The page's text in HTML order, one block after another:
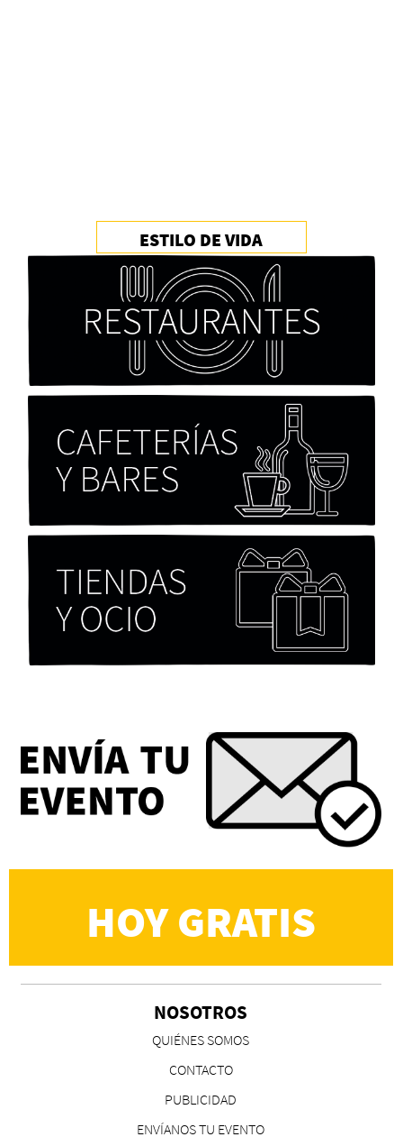
Cocaína Negra de Cristóbal Valenzuela Berríos
Paloma Pulisci
Chicas tristes de Fernanda Tovar
Eva Valero Juan: "Una mirada que construía un
universo donde lo único verdaderamente
importante eran los amigos y la literatura"
Martín Carrasco
CS, de José María Salazar
Invitadxs EnLima
ESTILO DE VIDA
HOY GRATIS
NOSOTROS
QUIÉNES SOMOS
CONTACTO
PUBLICIDAD
ENVÍANOS TU EVENTO